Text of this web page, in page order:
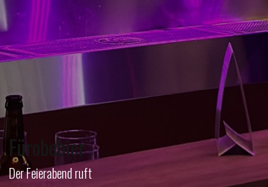
Fürobebier
Der Feierabend ruft